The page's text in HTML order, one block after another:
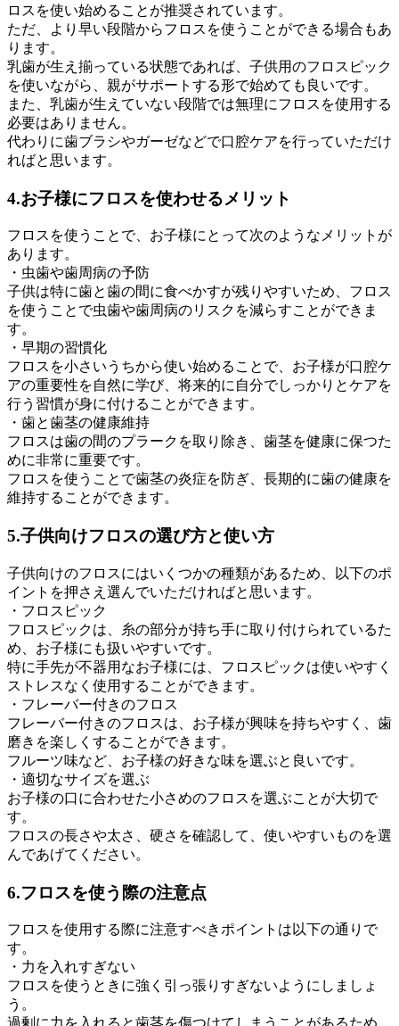
ロスを使い始めることが推奨されています。
ただ、より早い段階からフロスを使うことができる場合もあ
ります。
乳歯が生え揃っている状態であれば、子供用のフロスピック
を使いながら、親がサポートする形で始めても良いです。
また、乳歯が生えていない段階では無理にフロスを使用する
必要はありません。
代わりに歯ブラシやガーゼなどで口腔ケアを行っていただけ
ればと思います。
4.お子様にフロスを使わせるメリット
フロスを使うことで、お子様にとって次のようなメリットが
あります。
・虫歯や歯周病の予防
子供は特に歯と歯の間に食べかすが残りやすいため、フロス
を使うことで虫歯や歯周病のリスクを減らすことができま
す。
・早期の習慣化
フロスを小さいうちから使い始めることで、お子様が口腔ケ
アの重要性を自然に学び、将来的に自分でしっかりとケアを
行う習慣が身に付けることができます。
・歯と歯茎の健康維持
フロスは歯の間のプラークを取り除き、歯茎を健康に保つた
めに非常に重要です。
フロスを使うことで歯茎の炎症を防ぎ、長期的に歯の健康を
維持することができます。
5.子供向けフロスの選び方と使い方
子供向けのフロスにはいくつかの種類があるため、以下のポ
イントを押さえ選んでいただければと思います。
・フロスピック
フロスピックは、糸の部分が持ち手に取り付けられているた
め、お子様にも扱いやすいです。
特に手先が不器用なお子様には、フロスピックは使いやすく
ストレスなく使用することができます。
・フレーバー付きのフロス
フレーバー付きのフロスは、お子様が興味を持ちやすく、歯
磨きを楽しくすることができます。
フルーツ味など、お子様の好きな味を選ぶと良いです。
・適切なサイズを選ぶ
お子様の口に合わせた小さめのフロスを選ぶことが大切で
す。
フロスの長さや太さ、硬さを確認して、使いやすいものを選
んであげてください。
6.フロスを使う際の注意点
フロスを使用する際に注意すべきポイントは以下の通りで
す。
・力を入れすぎない
フロスを使うときに強く引っ張りすぎないようにしましょ
う。